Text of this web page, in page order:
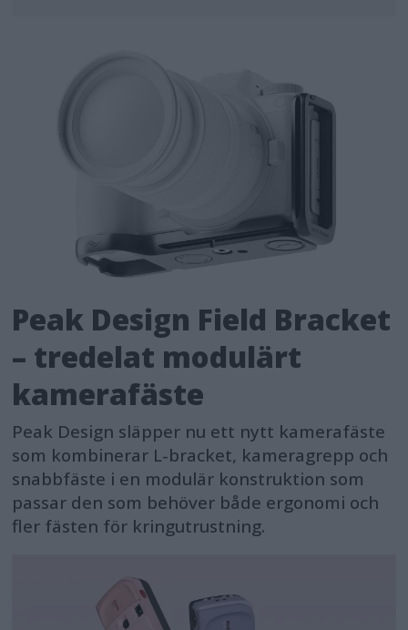
Peak Design Field Bracket
– tredelat modulärt
kamerafäste
Peak Design släpper nu ett nytt kamerafäste
som kombinerar L-bracket, kameragrepp och
snabbfäste i en modulär konstruktion som
passar den som behöver både ergonomi och
fler fästen för kringutrustning.